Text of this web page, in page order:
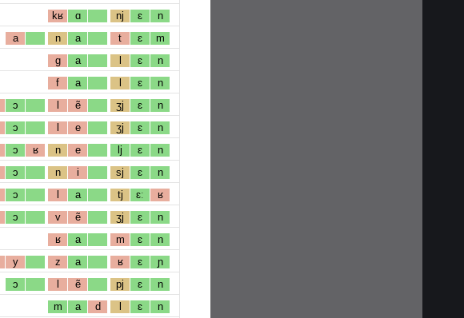
kʁ ɑ nj ɛ n
a n a t ɛ m
g a l ɛ n
f a l ɛ n
ɔ l ẽ ʒj ɛ n
ɔ l e ʒj ɛ n
ɔ ʁ n e lj ɛ n
ɔ n i sj ɛ n
ɔ l a tj ɛː ʁ
ɔ v ẽ ʒj ɛ n
ʁ a m ɛ n
y z a ʁ ɛ ɲ
ɔ l ẽ pj ɛ n
m a d l ɛ n